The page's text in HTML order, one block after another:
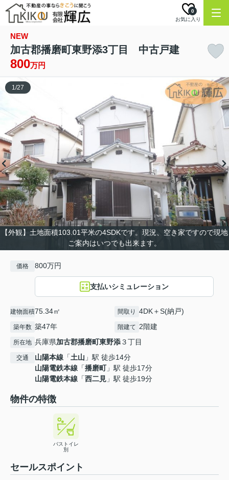
お気に入り
0
NEW
加古郡播磨町東野添3丁目 中古戸建
800万円
【外観】土地面積103.01平米の4SDKです。現況、空き家ですので現地
ご案内はいつでも出来ます。
1/27
価格 800万円
支払いシミュレーション
建物面積75.34㎡ 間取り 4DK＋S(納戸)
築年数 築47年 階建て 2階建
所在地 兵庫県加古郡播磨町東野添３丁目
交通 山陽本線 「土山 」駅 徒歩14分
山陽電鉄本線 「播磨町」駅 徒歩17分
山陽電鉄本線 「西二見 」駅 徒歩19分
物件の特徴
バストイレ
別
セールスポイント